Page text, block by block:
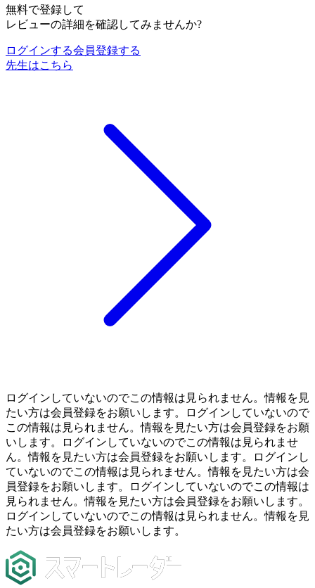
無料で登録して
レビューの詳細を確認してみませんか?
ログインする会員登録する
先生はこちら
ログインしていないのでこの情報は見られません。情報を見
たい方は会員登録をお願いします。ログインしていないので
この情報は見られません。情報を見たい方は会員登録をお願
いします。ログインしていないのでこの情報は見られませ
ん。情報を見たい方は会員登録をお願いします。ログインし
ていないのでこの情報は見られません。情報を見たい方は会
員登録をお願いします。ログインしていないのでこの情報は
見られません。情報を見たい方は会員登録をお願いします。
ログインしていないのでこの情報は見られません。情報を見
たい方は会員登録をお願いします。